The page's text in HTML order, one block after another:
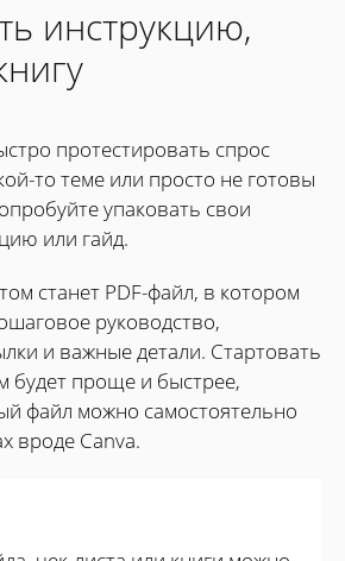
инструкцию,
протестировать спрос
то теме или просто не готовы
упаковать свои
или гайд.
станет PDF-файл, в котором
руководство,
и важные детали. Стартовать
будет проще и быстрее,
файл можно самостоятельно
вроде Canva.